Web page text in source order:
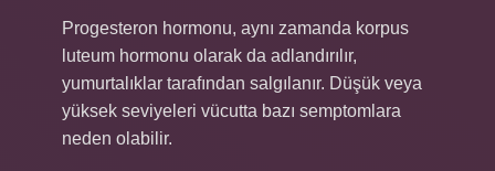
Progesteron hormonu, aynı zamanda korpus
luteum hormonu olarak da adlandırılır,
yumurtalıklar tarafından salgılanır. Düşük veya
yüksek seviyeleri vücutta bazı semptomlara
neden olabilir.